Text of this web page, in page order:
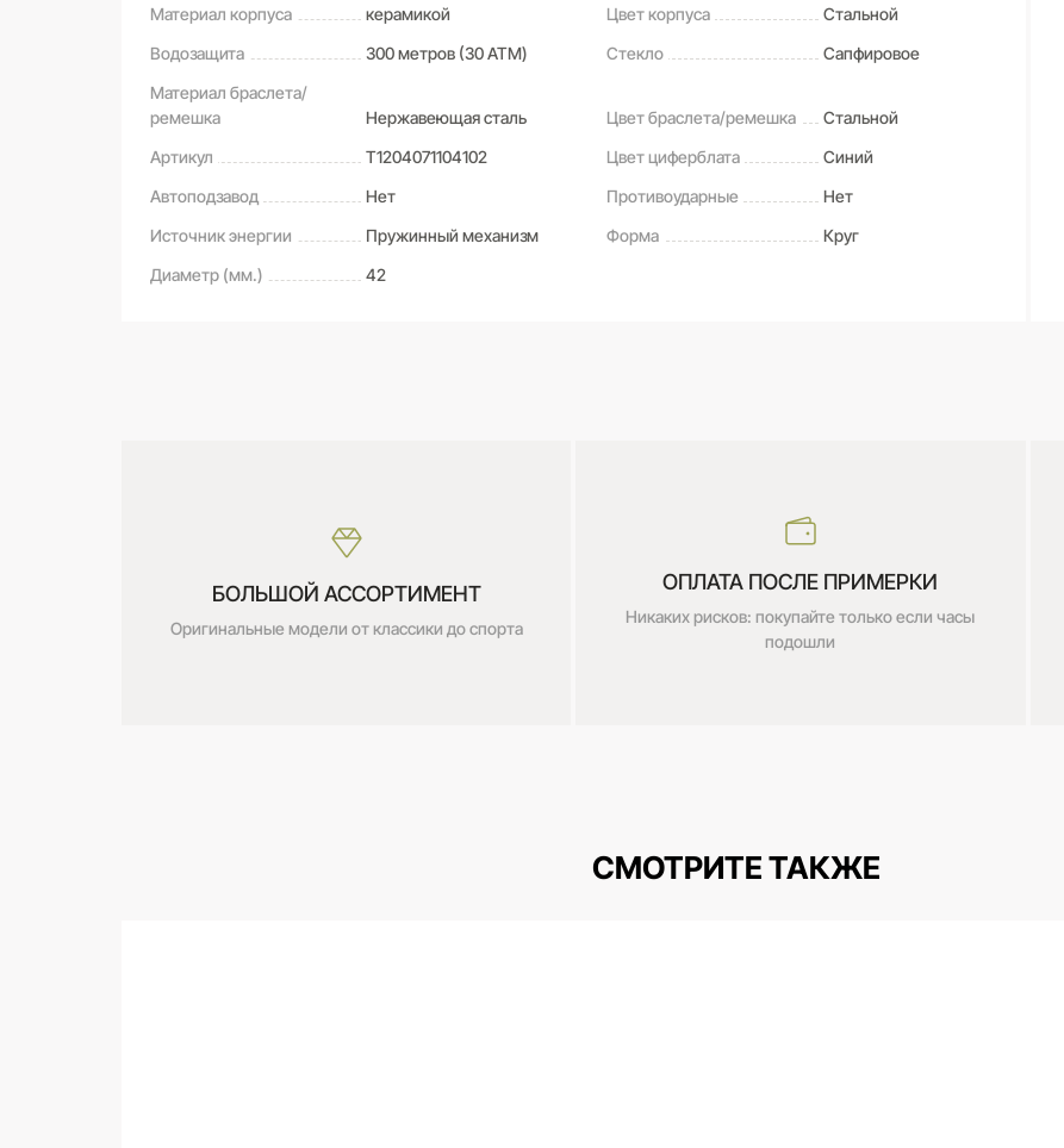
Материал корпуса
керамикой
Цвет корпуса
Стальной
Водозащита
300 метров (30 ATM) Стекло
Сапфировое
Материал браслета/
ремешка
Нержавеющая сталь Цвет браслета/ремешка
Стальной
Артикул
T1204071104102 Цвет циферблата
Синий
Автоподзавод
Нет Противоударные
Нет
Источник энергии
Пружинный механизм Форма
Круг
Диаметр (мм.)
42
БОЛЬШОЙ АССОРТИМЕНТ
Оригинальные модели от классики до спорта
ОПЛАТА ПОСЛЕ ПРИМЕРКИ
Никаких рисков: покупайте только если часы
подошли
СМОТРИТЕ ТАКЖЕ